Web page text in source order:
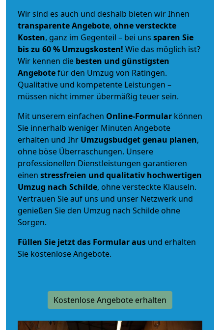
Wir sind es auch und deshalb bieten wir Ihnen
transparente Angebote, ohne versteckte
Kosten, ganz im Gegenteil – bei uns sparen Sie
bis zu 60 % Umzugskosten! Wie das möglich ist?
Wir kennen die besten und günstigsten
Angebotefür den Umzug von Ratingen.
Qualitative und kompetente Leistungen –
müssen nicht immer übermäßig teuer sein.
Mit unserem einfachen Online-Formular können
Sie innerhalb weniger Minuten Angebote
erhalten und Ihr Umzugsbudgetgenau planen,
ohne böse Überraschungen. Unsere
professionellen Dienstleistungen garantieren
einen stressfreien und qualitativ hochwertigen
Umzug nach Schilde, ohne versteckte Klauseln.
Vertrauen Sie auf uns und unser Netzwerk und
genießen Sie den Umzug nach Schilde ohne
Sorgen.
Füllen Sie jetzt das Formular aus und erhalten
Sie kostenlose Angebote.
Kostenlose Angebote erhalten